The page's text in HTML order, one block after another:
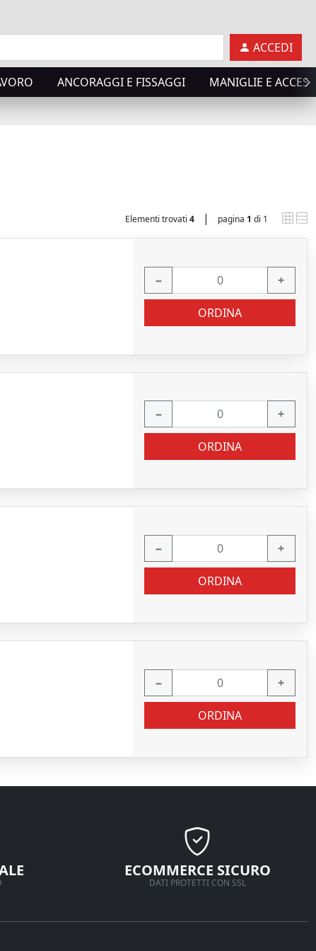
ACCEDI
ANCORAGGI E FISSAGGI MANIGLIE E
Elementi trovati 4 | pagina 1 di 1
− +
ORDINA
− +
ORDINA
− +
ORDINA
− +
ORDINA
ECOMMERCE SICURO
DATI PROTETTI CON SSL